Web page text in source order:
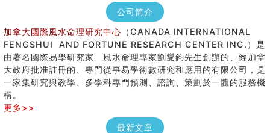
公司简介
加拿大國際風水命理研究中心 （CANADA INTERNATIONAL
FENGSHUI AND FORTUNE RESEARCH CENTER INC.）是
由著名國際易學研究家、風水命理專家劉燮鈞先生創辦的、經加拿
大政府批准註冊的、專門從事易學術數研究和應用的有限公司，是
一家集研究與教學、多學科專門預測、諮詢、策劃於一體的服務機
構。
更多>>
最新文章
女性起名的用字講究
香港巨富霍英東命造 (名人八字淺析十）
看字形结构推算出吉凶
七夕节 我国唯一一个以女性为主角传统节日